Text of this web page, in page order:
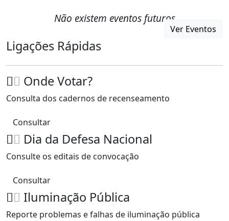
Não existem eventos futuros
Ver Eventos
Ligações Rápidas
Onde Votar?
Consulta dos cadernos de recenseamento
Consultar
Dia da Defesa Nacional
Consulte os editais de convocação
Consultar
Iluminação Pública
Reporte problemas e falhas de iluminação pública